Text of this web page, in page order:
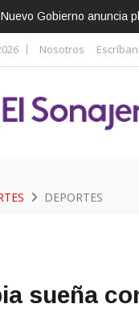
Nuevo Gobierno anuncia
Nosotros
DEPORTES
sueña